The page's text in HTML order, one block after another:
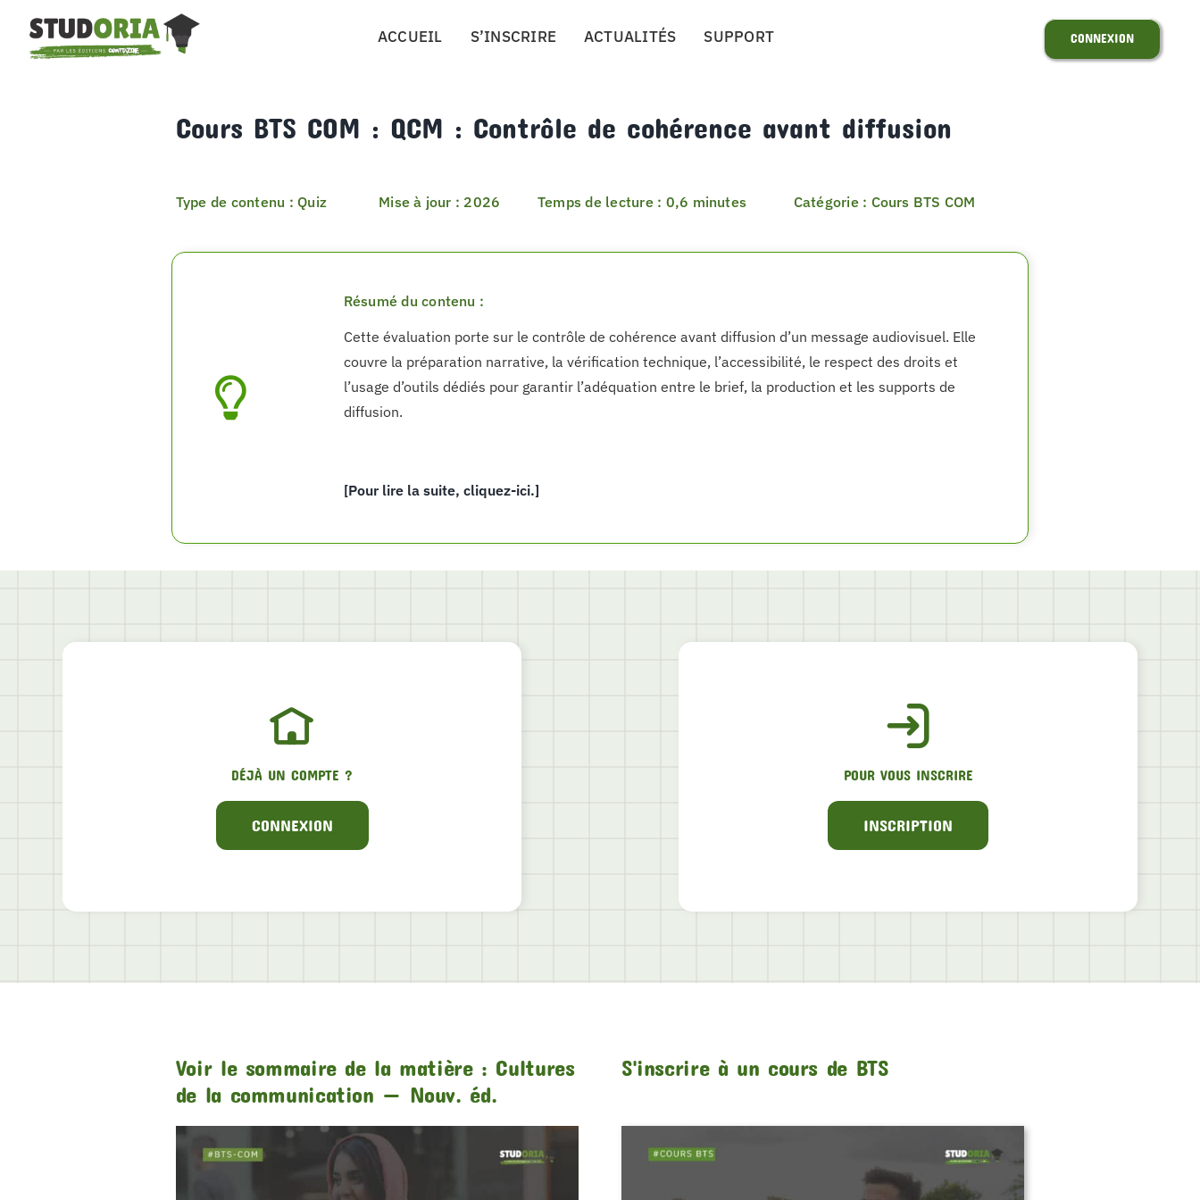
contenu
ACCUEIL S’INSCRIRE ACTUALITÉS SUPPORT CONNEXION
Cours BTS COM : QCM : Contrôle de cohérence avant diffusion
Type de contenu : Quiz Mise à jour : 2026 Temps de lecture : 0,6 minutes Catégorie : Cours BTS COM
Résumé du contenu :
Cette évaluation porte sur le contrôle de cohérence avant diffusion d’un message audiovisuel. Elle
couvre la préparation narrative, la vérification technique, l’accessibilité, le respect des droits et
l’usage d’outils dédiés pour garantir l’adéquation entre le brief, la production et les supports de
diffusion.
[Pour lire la suite, cliquez-ici.]
DÉJÀ UN COMPTE ?
CONNEXION
POUR VOUS INSCRIRE
INSCRIPTION
Voir le sommaire de la matière : Cultures
de la communication — Nouv. éd.
S'inscrire à un cours de BTS